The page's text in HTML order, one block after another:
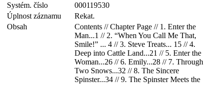
Systém. číslo
000119530
Úplnost záznamu
Rekat.
Obsah
Contents // Chapter Page // 1. Enter the
Man...1 // 2. “When You Call Me That,
Smile!” ... 4 // 3. Steve Treats... 15 // 4.
Deep into Cattle Land...21 // 5. Enter the
Woman...26 // 6. Emily...28 // 7. Through
Two Snows...32 // 8. The Sincere
Spinster...34 // 9. The Spinster Meets the